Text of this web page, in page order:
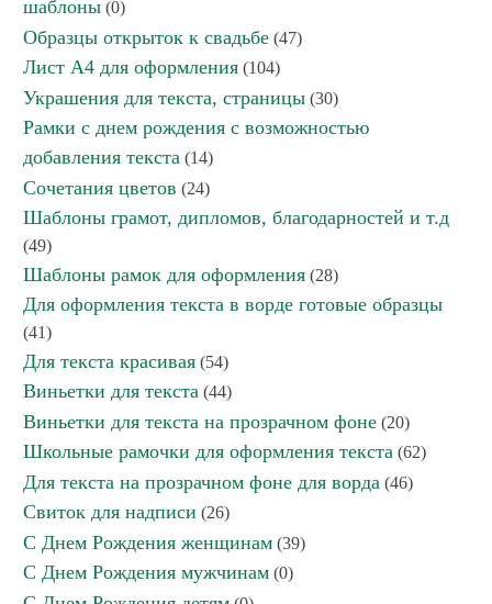
шаблоны (0)
Образцы открыток к свадьбе (47)
Лист А4 для оформления (104)
Украшения для текста, страницы (30)
Рамки с днем рождения с возможностью
добавления текста (14)
Сочетания цветов (24)
Шаблоны грамот, дипломов, благодарностей и т.д
(49)
Шаблоны рамок для оформления (28)
Для оформления текста в ворде готовые образцы
(41)
Для текста красивая (54)
Виньетки для текста (44)
Виньетки для текста на прозрачном фоне (20)
Школьные рамочки для оформления текста (62)
Для текста на прозрачном фоне для ворда (46)
Свиток для надписи (26)
С Днем Рождения женщинам (39)
С Днем Рождения мужчинам (0)